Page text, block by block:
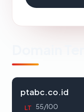
ptabc.co.id
LT 55/100